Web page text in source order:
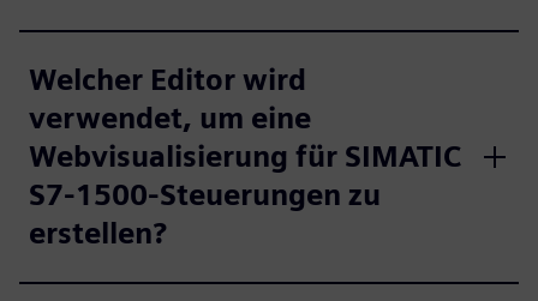
Welcher Editor wird
verwendet, um eine
Webvisualisierung für SIMATIC
S7-1500-Steuerungen zu
erstellen?